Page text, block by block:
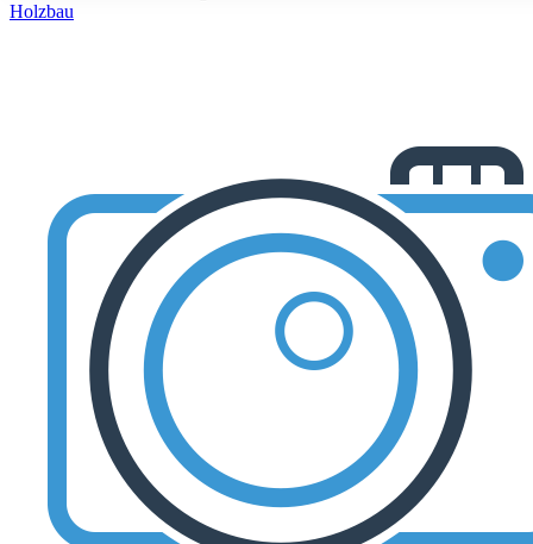
Holzbau